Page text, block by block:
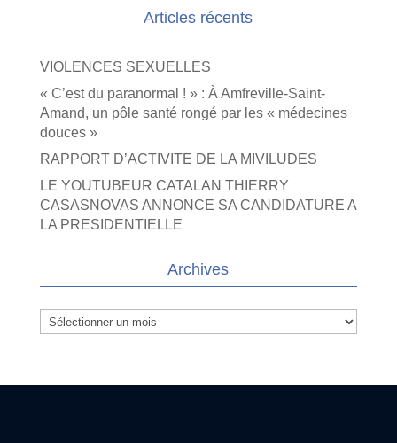
Articles récents
VIOLENCES SEXUELLES
« C’est du paranormal ! » : À Amfreville-Saint-
Amand, un pôle santé rongé par les « médecines
douces »
RAPPORT D’ACTIVITE DE LA MIVILUDES
LE YOUTUBEUR CATALAN THIERRY
CASASNOVAS ANNONCE SA CANDIDATURE A
LA PRESIDENTIELLE
Archives
Archives